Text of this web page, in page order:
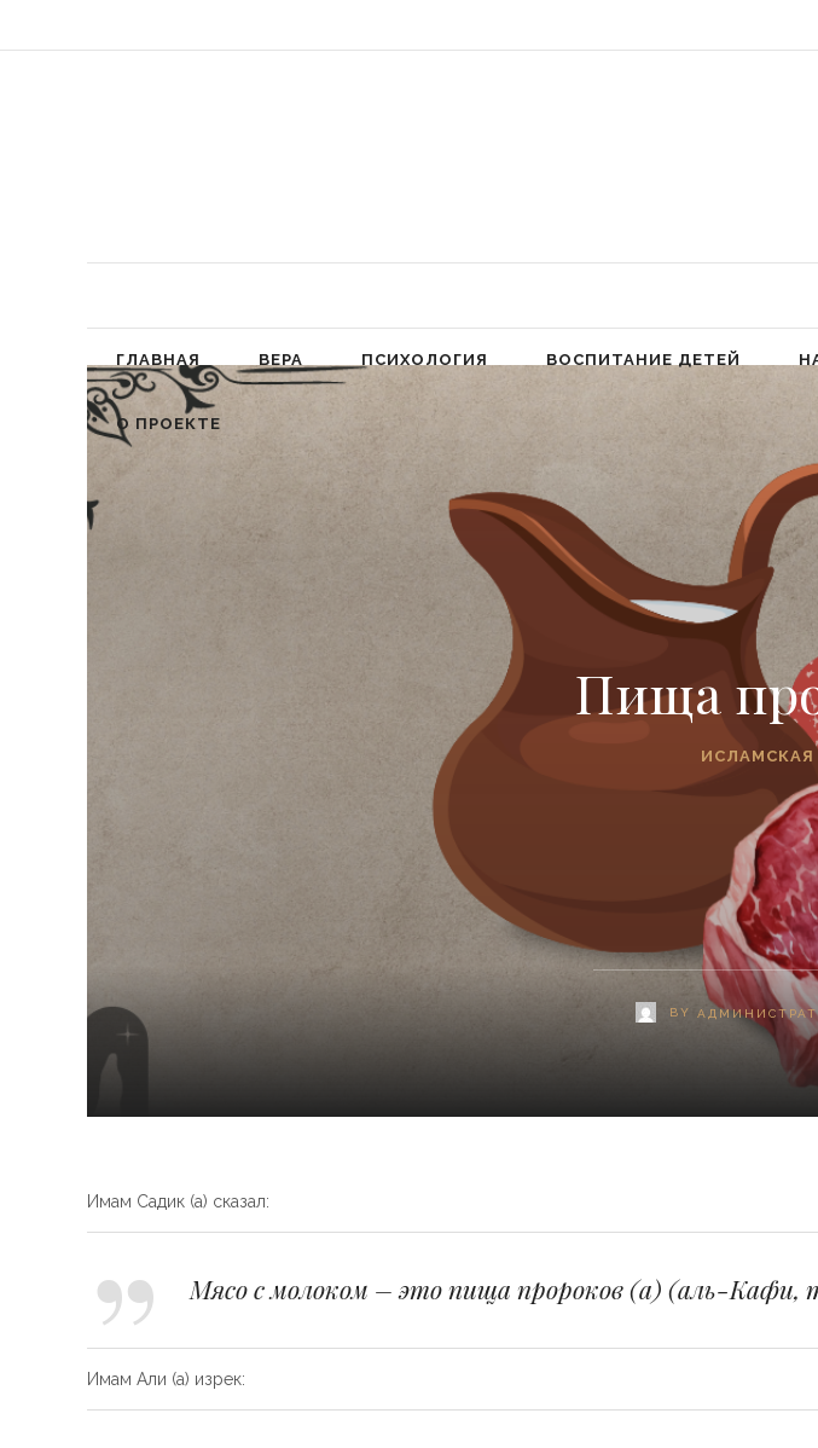
ГЛАВНАЯ ВЕРА ПСИХОЛОГИЯ ВОСПИТАНИЕ ДЕТЕЙ
О ПРОЕКТЕ
Пища
BY
Имам Садик (а) сказал:
Мясо с молоком – это пища пророков (а) (аль-Кафи,
Имам Али (а) изрек: